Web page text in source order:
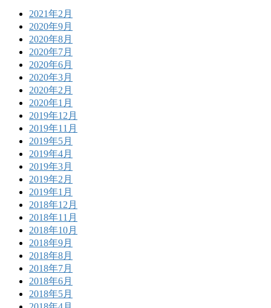
2021年2月
2020年9月
2020年8月
2020年7月
2020年6月
2020年3月
2020年2月
2020年1月
2019年12月
2019年11月
2019年5月
2019年4月
2019年3月
2019年2月
2019年1月
2018年12月
2018年11月
2018年10月
2018年9月
2018年8月
2018年7月
2018年6月
2018年5月